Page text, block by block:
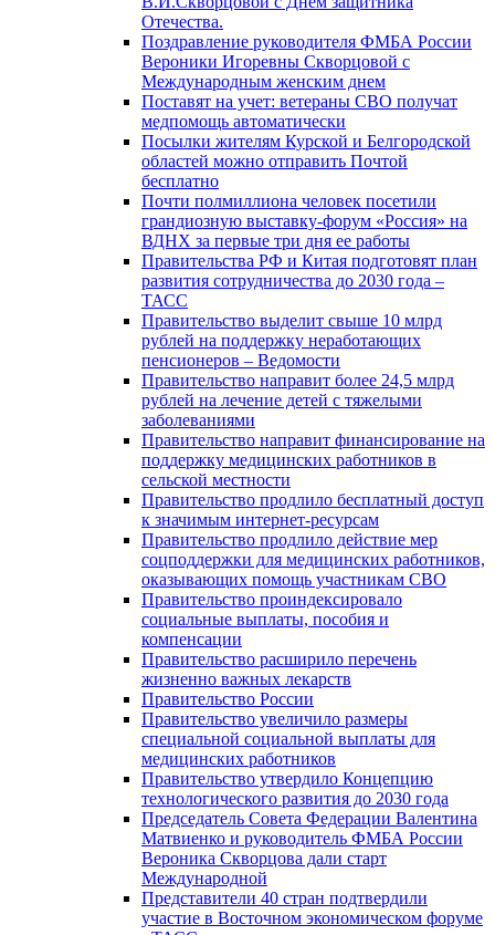
Отечества.
Поздравление руководителя ФМБА России
Вероники Игоревны Скворцовой с
Международным женским днем
Поставят на учет: ветераны СВО получат
медпомощь автоматически
Посылки жителям Курской и Белгородской
областей можно отправить Почтой
бесплатно
Почти полмиллиона человек посетили
грандиозную выставку-форум «Россия» на
ВДНХ за первые три дня ее работы
Правительства РФ и Китая подготовят план
развития сотрудничества до 2030 года –
ТАСС
Правительство выделит свыше 10 млрд
рублей на поддержку неработающих
пенсионеров – Ведомости
Правительство направит более 24,5 млрд
рублей на лечение детей с тяжелыми
заболеваниями
Правительство направит финансирование на
поддержку медицинских работников в
сельской местности
Правительство продлило бесплатный доступ
к значимым интернет-ресурсам
Правительство продлило действие мер
соцподдержки для медицинских работников,
оказывающих помощь участникам СВО
Правительство проиндексировало
социальные выплаты, пособия и
компенсации
Правительство расширило перечень
жизненно важных лекарств
Правительство России
Правительство увеличило размеры
специальной социальной выплаты для
медицинских работников
Правительство утвердило Концепцию
технологического развития до 2030 года
Председатель Совета Федерации Валентина
Матвиенко и руководитель ФМБА России
Вероника Скворцова дали старт
Международной
Представители 40 стран подтвердили
участие в Восточном экономическом форуме